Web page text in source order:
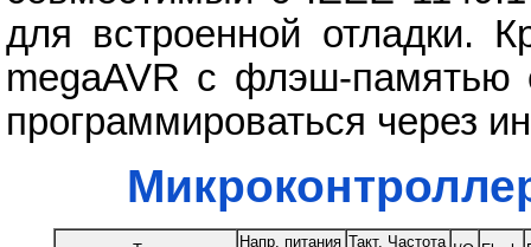
для встроенной отладки.
megaAVR с флэш-памятью
программироваться через
Напр. питания Такт. Частота